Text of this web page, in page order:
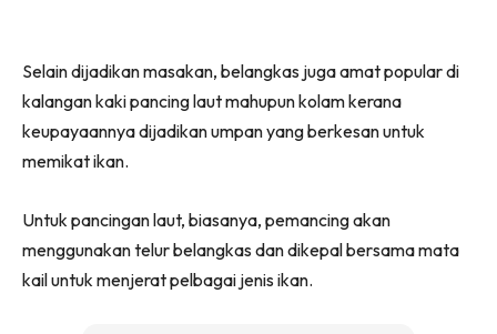
Selain dijadikan masakan, belangkas juga amat popular di
kalangan kaki pancing laut mahupun kolam kerana
keupayaannya dijadikan umpan yang berkesan untuk
memikat ikan.
Untuk pancingan laut, biasanya, pemancing akan
menggunakan telur belangkas dan dikepal bersama mata
kail untuk menjerat pelbagai jenis ikan.